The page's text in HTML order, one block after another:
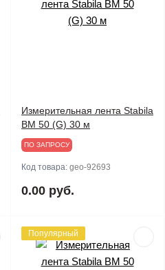
Измерительная лента Stabila
BM 50 (G) 30 м
ПО ЗАПРОСУ
Код товара: geo-92693
0.00 руб.
Популярный